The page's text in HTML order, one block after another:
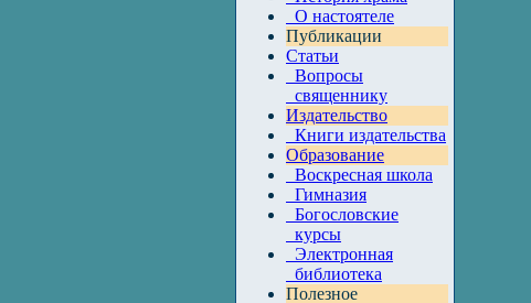
О настоятеле
Публикации
Статьи
Вопросы
священнику
Издательство
Книги издательства
Образование
Воскресная школа
Гимназия
Богословские
курсы
Электронная
библиотека
Полезное